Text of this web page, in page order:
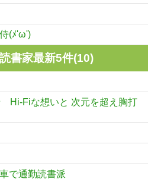
(ﾒ'ω')
書家最新5件(10)
Hi-Fiな想いと 次元を超え胸打
で通勤読書派